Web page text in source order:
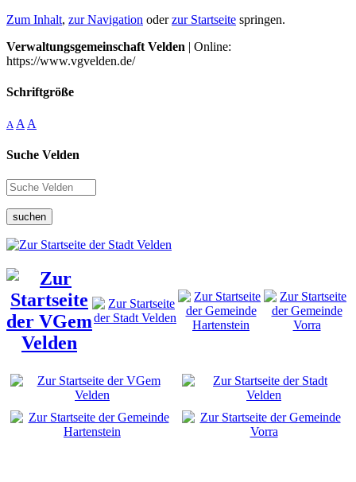
Zum Inhalt, zur Navigation oderzur Startseite springen.
Verwaltungsgemeinschaft Velden | Online:
https://www.vgvelden.de/
Schriftgröße
A A A
Suche Velden
suchen